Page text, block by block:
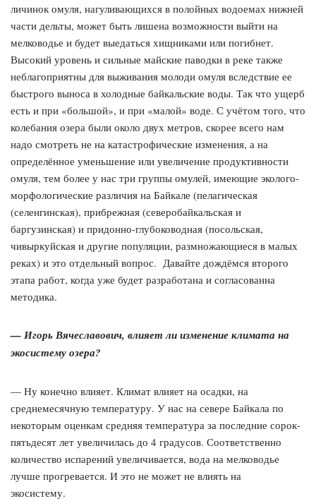
личинок омуля, нагуливающихся в полойных водоемах нижней
части дельты, может быть лишена возможности выйти на
мелководье и будет выедаться хищниками или погибнет.
Высокий уровень и сильные майские паводки в реке также
неблагоприятны для выживания молоди омуля вследствие ее
быстрого выноса в холодные байкальские воды. Так что ущерб
есть и при «большой», и при «малой» воде. С учётом того, что
колебания озера были около двух метров, скорее всего нам
надо смотреть не на катастрофические изменения, а на
определённое уменьшение или увеличение продуктивности
омуля, тем более у нас три группы омулей, имеющие эколого-
морфологические различия на Байкале (пелагическая
(селенгинская), прибрежная (северобайкальская и
баргузинская) и придонно-глубоководная (посольская,
чивыркуйская и другие популяции, размножающиеся в малых
реках) и это отдельный вопрос. Давайте дождёмся второго
этапа работ, когда уже будет разработана и согласованна
методика.
— Игорь Вячеславович, влияет ли изменение климата на
экосистему озера?
— Ну конечно влияет. Климат влияет на осадки, на
среднемесячную температуру. У нас на севере Байкала по
некоторым оценкам средняя температура за последние сорок-
пятьдесят лет увеличилась до 4 градусов. Соответственно
количество испарений увеличивается, вода на мелководье
лучше прогревается. И это не может не влиять на
экосистему.